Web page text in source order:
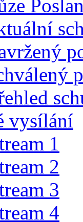
vysílání
1
2
3
4